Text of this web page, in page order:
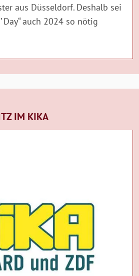
aus Düsseldorf. Deshalb sei
Day“ auch 2024 so nötig
IM KIKA